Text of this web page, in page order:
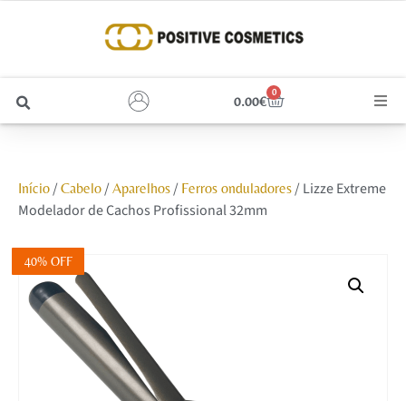
0.00€
0
Unhas
Rosto
Corpo e Estética
Início/ Cabelo/ Aparelhos/ Ferros onduladores/ Lizze Extreme
Modelador de Cachos Profissional 32mm
40% OFF